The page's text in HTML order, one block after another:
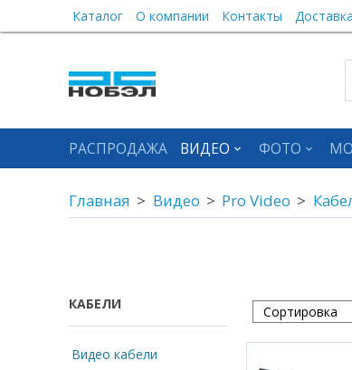
Каталог О компании Контакты
РАСПРОДАЖА ВИДЕО ФОТО
Главная Видео Pro Video
КАБЕЛИ
Видео кабели